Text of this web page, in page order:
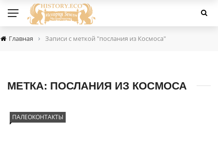
Главная › Записи с меткой "послания из Космоса"
МЕТКА: ПОСЛАНИЯ ИЗ КОСМОСА
ПАЛЕОКОНТАКТЫ